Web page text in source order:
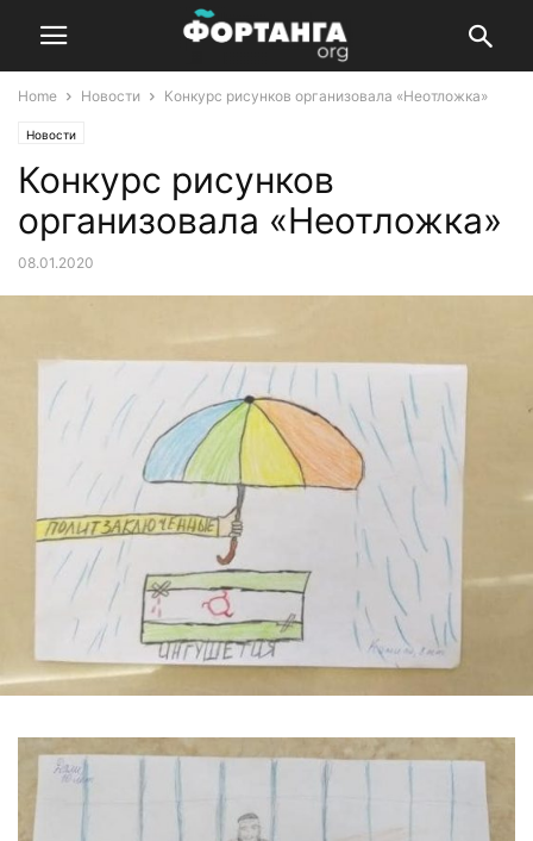
Home Новости Конкурс рисунков организовала «Неотложка»
Новости
Конкурс рисунков
организовала «Неотложка»
08.01.2020